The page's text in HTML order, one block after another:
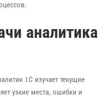
аналитика
1С изучает текущие
узкие места, ошибки и